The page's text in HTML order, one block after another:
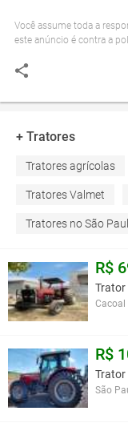
Você assume toda a
este anúncio é contra a
+ Tratores
Tratores agrícolas
Tratores Valmet
Tratores no São
R$
Trator
Cacoal
R$
Trator
São